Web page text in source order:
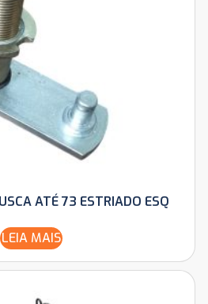
ATÉ 73 ESTRIADO ESQ
LEIA MAIS